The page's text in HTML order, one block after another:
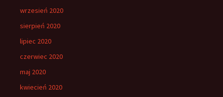
wrzesień 2020
sierpień 2020
lipiec 2020
czerwiec 2020
maj 2020
kwiecień 2020